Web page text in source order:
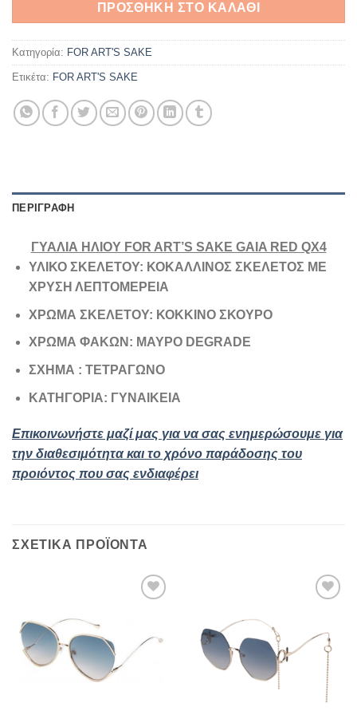
169,90€.
ΠΡΟΣΘΉΚΗ ΣΤΟ ΚΑΛΆΘΙ
Κατηγορία: FOR ART'S SAKE
Ετικέτα: FOR ART'S SAKE
ΠΕΡΙΓΡΑΦΉ
ΓΥΑΛΙΑ ΗΛΙΟΥ FOR ART’S SAKE GAIA RED QX4
ΥΛΙΚΟ ΣΚΕΛΕΤΟΥ: ΚΟΚΑΛΛΙΝΟΣ ΣΚΕΛΕΤΟΣ ΜΕ
ΧΡΥΣΗ ΛΕΠΤΟΜΕΡΕΙΑ
ΧΡΩΜΑ ΣΚΕΛΕΤΟΥ: ΚΟΚΚΙΝΟ ΣΚΟΥΡΟ
ΧΡΩΜΑ ΦΑΚΩΝ: ΜΑΥΡΟ DEGRADE
ΣΧΗΜΑ : ΤΕΤΡΑΓΩΝΟ
ΚΑΤΗΓΟΡΙΑ: ΓΥΝΑΙΚΕΙΑ
Επικοινωνήστε μαζί μας για να σας ενημερώσουμε για
την διαθεσιμότητα και το χρόνο παράδοσης του
προιόντος που σας ενδιαφέρει
ΣΧΕΤΙΚΆ ΠΡΟΪΌΝΤΑ